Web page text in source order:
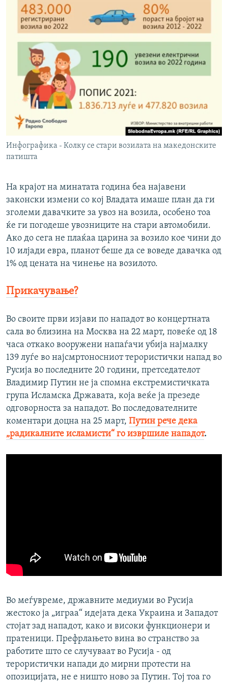
Инфографика - Колку се стари возилата на македонските
патишта
На крајот на минатата година беа најавени
законски измени со кој Владата имаше план да ги
зголеми давачките за увоз на возила, особено тоа
ќе ги погодеше увозниците на стари автомобили.
Ако до сега не плаќаа царина за возило кое чини до
10 илјади евра, планот беше да се воведе давачка од
1% од цената на чинење на возилото.
Прикачување?
Во своите први изјави по нападот во концертната
сала во близина на Москва на 22 март, повеќе од 18
часа откако вооружени напаѓачи убија најмалку
139 луѓе во најсмртоносниот терористички напад во
Русија во последните 20 години, претседателот
Владимир Путин не ја спомна екстремистичката
група Исламска Државата, која веќе ја презеде
одговорноста за нападот. Во последователните
коментари доцна на 25 март, Путин рече дека
„радикалните исламисти“ го извршиле нападот.
Во меѓувреме, државните медиуми во Русија
жестоко ја „играа“ идејата дека Украина и Западот
стојат зад нападот, како и високи функционери и
пратеници. Префрлањето вина во странство за
работите што се случуваат во Русија - од
терористички напади до мирни протести на
опозицијата, не е ништо ново за Путин. Тој тоа го